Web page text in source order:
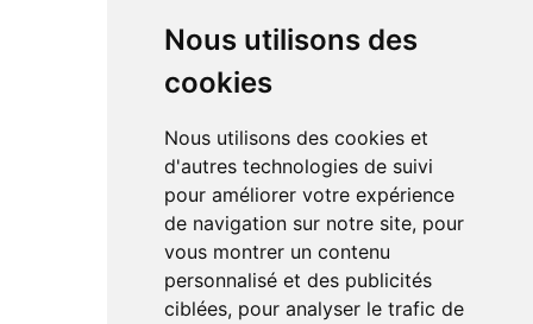
Nous utilisons des
cookies
Nous utilisons des cookies et
d'autres technologies de suivi
pour améliorer votre expérience
de navigation sur notre site, pour
vous montrer un contenu
personnalisé et des publicités
ciblées, pour analyser le trafic de